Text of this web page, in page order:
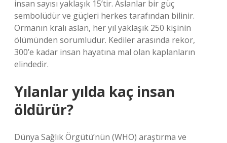
insan sayısı yaklaşık 15’tir. Aslanlar bir güç
sembolüdür ve güçleri herkes tarafından bilinir.
Ormanın kralı aslan, her yıl yaklaşık 250 kişinin
ölümünden sorumludur. Kediler arasında rekor,
300’e kadar insan hayatına mal olan kaplanların
elindedir.
Yılanlar yılda kaç insan
öldürür?
Dünya Sağlık Örgütü’nün (WHO) araştırma ve